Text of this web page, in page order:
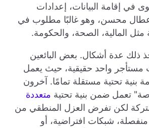
في إقامة البيانات، إعدادات
محسن، وهو غالبًا مطلوب في
المالية، الصحة، والحكومة.
ذلك عدة أشكال. بعض البائعين
مستأجر واحد حقيقية، حيث يعمل
تحتية مستقلة تمامًا. آخرون
تعمل ضمن بنية تحتية متعددة
لكن تفرض العزل المنطقي من
منفصلة، شبكات افتراضية، أو